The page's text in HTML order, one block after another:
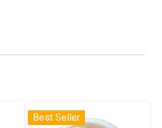
Best Seller